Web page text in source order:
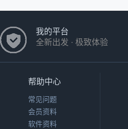
我的平台
全新出发 · 极致体验
帮助中心
常见问题
会员资料
软件资料